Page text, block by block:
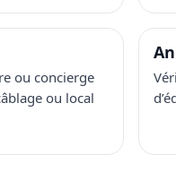
ou concierge
ou local